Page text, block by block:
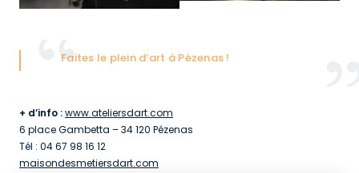
Faites le plein d’art à Pézenas !
+ d’info :www.ateliersdart.com
6 place Gambetta – 34 120 Pézenas
Tél : 04 67 98 16 12
maisondesmetiersdart.com